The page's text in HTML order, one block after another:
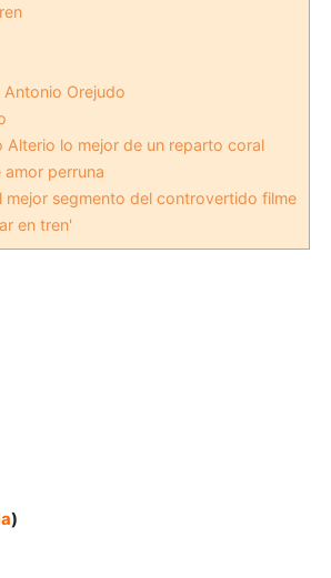
Orejudo
Alterio lo mejor de un reparto coral
amor perruna
mejor segmento del controvertido filme
en tren'
)